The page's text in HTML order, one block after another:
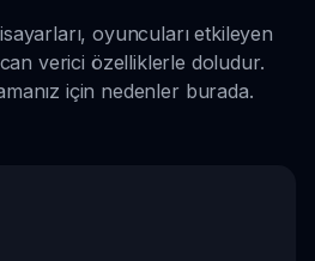
oyuncuları etkileyen
verici özelliklerle doludur.
için nedenler burada.